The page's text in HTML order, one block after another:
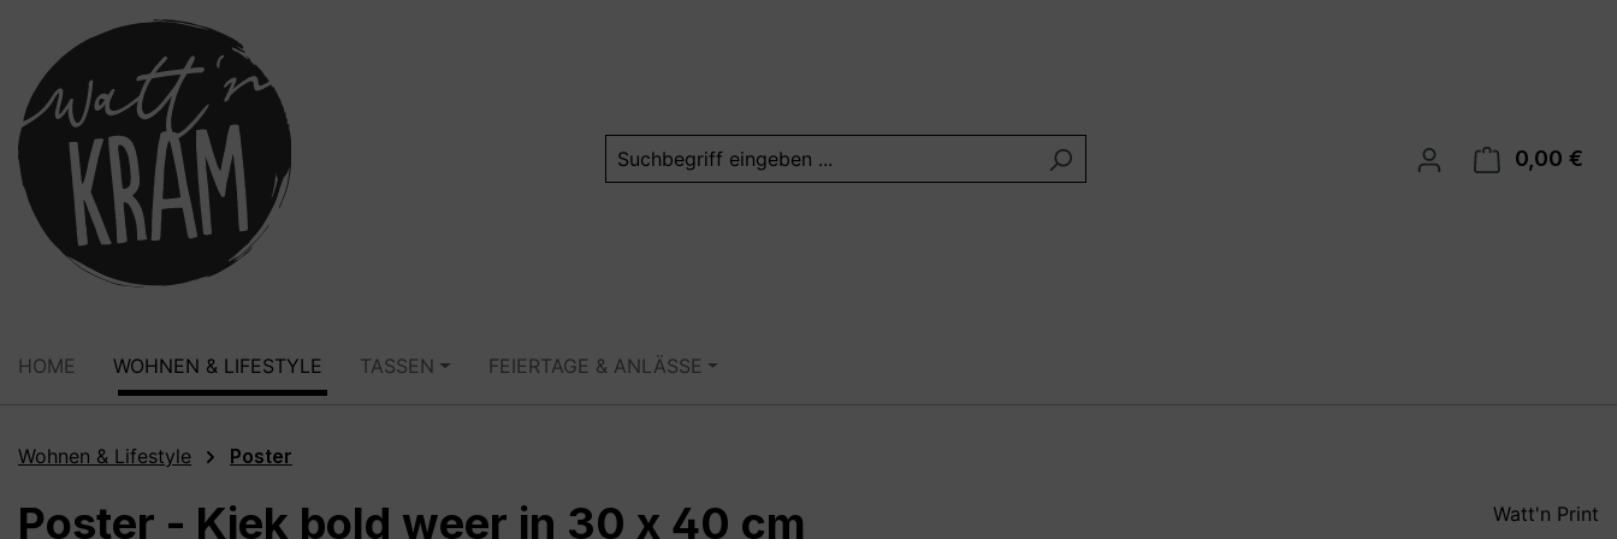
Zur Hauptnavigation springen
0,00 €
HOME WOHNEN & LIFESTYLE TASSEN FEIERTAGE & ANLÄSSE
Wohnen & Lifestyle Poster
Poster - Kiek bold weer in 30 x 40 cm Watt'n Print